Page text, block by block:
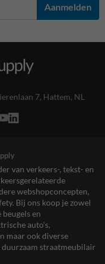
Aanmelden
7, Hattem, NL
van verkeers-, tekst- en
webshopconcepten,
Bij ons koop je zowel
en
auto’s,
maar ook diverse
straatmeubilair